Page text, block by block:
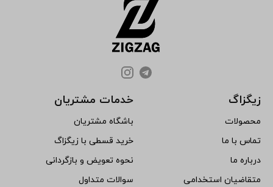
زیگزاگ
محصولات
تماس با ما
درباره ما
متقاضیان استخدامی
خدمات مشتریان
باشگاه مشتریان
خرید قسطی با زیگزاگ
نحوه تعویض و بازگردانی
سوالات متداول